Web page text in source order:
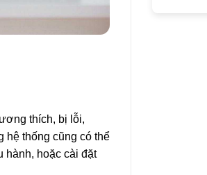
thích, bị lỗi,
hệ thống cũng có thể
hành, hoặc cài đặt